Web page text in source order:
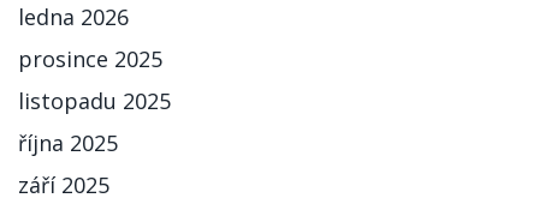
ledna 2026
prosince 2025
listopadu 2025
října 2025
září 2025